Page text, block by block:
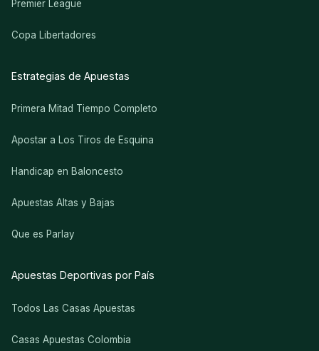
Premier League
Copa Libertadores
Estrategias de Apuestas
Primera Mitad Tiempo Completo
Apostar a Los Tiros de Esquina
Handicap en Baloncesto
Apuestas Altas y Bajas
Que es Parlay
Apuestas Deportivas por País
Todos Las Casas Apuestas
Casas Apuestas Colombia